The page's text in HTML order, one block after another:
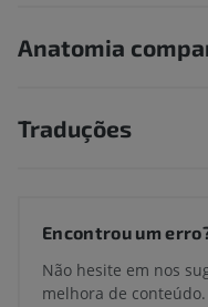
Anatomia
Traduções
Encontrou um
Não hesite em nos
melhora de conteúdo.